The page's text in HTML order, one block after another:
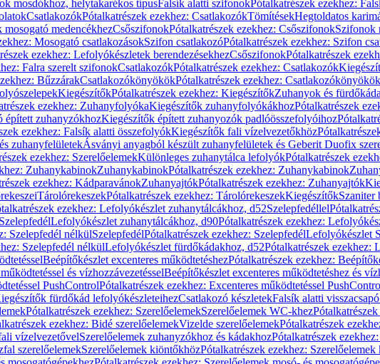
mosdókhoz, helytakarékos típusFalsík alatti szifonokPótalkatrészek ezekhez:
CsatlakozókPótalkatrészek ezekhez: CsatlakozókTömítésekHegtoldatos
medencékhezCsőszifonokPótalkatrészek ezekhez: CsőszifonokSzifonok
Mosogató csatlakozásokSzifon csatlakozóPótalkatrészek ezekhez: Szifon
ezekhez: Lefolyókészletek berendezésekhezCsőszifonokPótalkatrészek
Falra szerelt szifonokCsatlakozókPótalkatrészek ezekhez: Csatlakozók
BűzzárakCsatlakozókönyökökPótalkatrészek ezekhez: Csatlakozókönyökök
KiegészítőkPótalkatrészek ezekhez: KiegészítőkZuhanyok és
ezekhez: ZuhanyfolyókaKiegészítők zuhanyfolyókákhozPótalkatrészek
épített zuhanyzókhozKiegészítők épített zuhanyozók padlóösszefolyóihoz
ezekhez: Falsík alatti összefolyókKiegészítők fali vízelvezetőkhöz
zuhanyfelületekÁsványi anyagból készült zuhanyfelületek és Geberit Duofix
ezekhez: SzerelőelemekKülönleges zuhanytálca lefolyókPótalkatrészek
ZuhanykabinokZuhanykabinokPótalkatrészek ezekhez: Zuhanykabinok
ezekhez: KádparavánokZuhanyajtókPótalkatrészek ezekhez: Zuhanyajtók
TárolórekeszekPótalkatrészek ezekhez: TárolórekeszekKiegészítőkSzaniter
ezekhez: Lefolyókészlet zuhanytálcákhoz, d52Szelepfedéllel
Lefolyókészlet zuhanytálcákhoz, d90Pótalkatrészek ezekhez:
Szelepfedél nélkülSzelepfedélPótalkatrészek ezekhez: SzelepfedélLefolyókészlet
Szelepfedél nélkülLefolyókészlet fürdőkádakhoz, d52Pótalkatrészek ezekhez:
Beépítőkészlet excenteres működtetéshezPótalkatrészek ezekhez:
és vízhozzávezetésselBeépítőkészlet excenteres működtetéshez és
PushControlPótalkatrészek ezekhez: Excenteres működtetéssel
fürdőkád lefolyókészleteihezCsatlakozó készletekFalsík alatti
Pótalkatrészek ezekhez: SzerelőelemekSzerelőelemek WC-khez
ezekhez: Bidé szerelőelemekVizelde szerelőelemekPótalkatrészek
vízelvezetővelSzerelőelemek zuhanyzókhoz és kádakhozPótalkatrészek
szerelőelemekSzerelőelemek kiöntőkhözPótalkatrészek ezekhez: